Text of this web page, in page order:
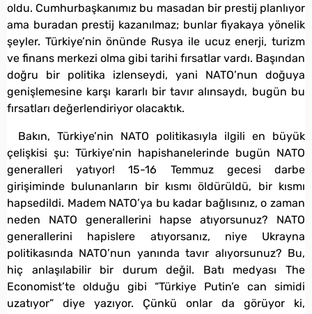
oldu. Cumhurbaşkanımız bu masadan bir prestij planlıyor
ama buradan prestij kazanılmaz; bunlar fiyakaya yönelik
şeyler. Türkiye’nin önünde Rusya ile ucuz enerji, turizm
ve finans merkezi olma gibi tarihi fırsatlar vardı. Başından
doğru bir politika izlenseydi, yani NATO’nun doğuya
genişlemesine karşı kararlı bir tavır alınsaydı, bugün bu
fırsatları değerlendiriyor olacaktık.
Bakın, Türkiye’nin NATO politikasıyla ilgili en büyük
çelişkisi şu: Türkiye’nin hapishanelerinde bugün NATO
generalleri yatıyor! 15-16 Temmuz gecesi darbe
girişiminde bulunanların bir kısmı öldürüldü, bir kısmı
hapsedildi. Madem NATO’ya bu kadar bağlısınız, o zaman
neden NATO generallerini hapse atıyorsunuz? NATO
generallerini hapislere atıyorsanız, niye Ukrayna
politikasında NATO’nun yanında tavır alıyorsunuz? Bu,
hiç anlaşılabilir bir durum değil. Batı medyası The
Economist’te olduğu gibi “Türkiye Putin’e can simidi
uzatıyor” diye yazıyor. Çünkü onlar da görüyor ki,